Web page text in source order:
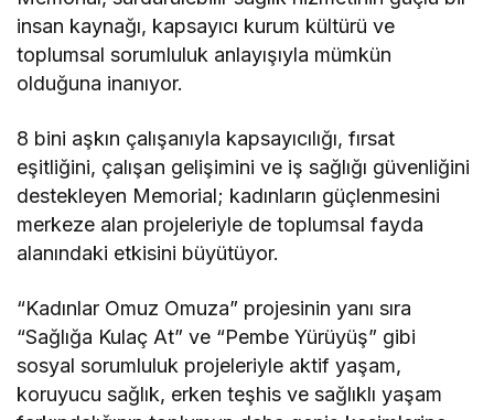
insan kaynağı, kapsayıcı kurum kültürü ve
toplumsal sorumluluk anlayışıyla mümkün
olduğuna inanıyor.
8 bini aşkın çalışanıyla kapsayıcılığı, fırsat
eşitliğini, çalışan gelişimini ve iş sağlığı güvenliğini
destekleyen Memorial; kadınların güçlenmesini
merkeze alan projeleriyle de toplumsal fayda
alanındaki etkisini büyütüyor.
“Kadınlar Omuz Omuza” projesinin yanı sıra
“Sağlığa Kulaç At” ve “Pembe Yürüyüş” gibi
sosyal sorumluluk projeleriyle aktif yaşam,
koruyucu sağlık, erken teşhis ve sağlıklı yaşam